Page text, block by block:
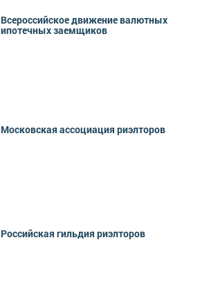
Всероссийское движение валютных
ипотечных заемщиков
Московская ассоциация риэлторов
Российская гильдия риэлторов